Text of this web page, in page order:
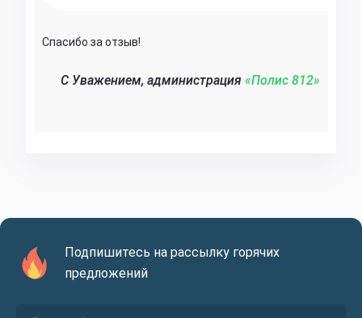
Спасибо за отзыв!
C Уважением, администрация «Полис 812»‎
Подпишитесь на рассылку горячих
предложений